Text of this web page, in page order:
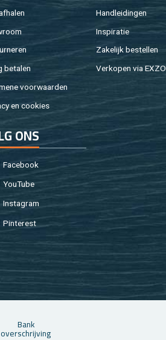
be­ta­len
voor­waar­den
en coo­kies
Hand­lei­din­gen
In­spi­ra­tie
Za­ke­lijk be­stel­len
Ver­ko­pen via EXZO
ONS
Fa­cebook
You­Tu­be
In­st­agram
Pin­te­rest
Bank
over­schrij­ving